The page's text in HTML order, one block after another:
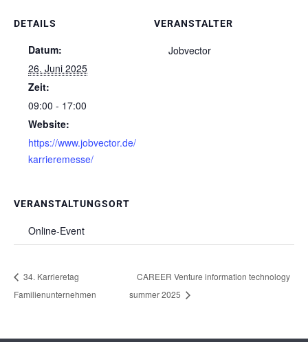
DETAILS
Datum:
26. Juni 2025
Zeit:
09:00 - 17:00
Website:
https://www.jobvector.de/
karrieremesse/
VERANSTALTUNGSORT
Online-Event
VERANSTALTER
Jobvector
34. Karrieretag
Familienunternehmen
CAREER Venture information technology
summer 2025